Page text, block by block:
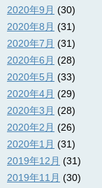
2020年9月 (30)
2020年8月 (31)
2020年7月 (31)
2020年6月 (28)
2020年5月 (33)
2020年4月 (29)
2020年3月 (28)
2020年2月 (26)
2020年1月 (31)
2019年12月 (31)
2019年11月 (30)